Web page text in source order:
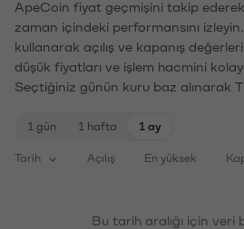
ApeCoin fiyat geçmişini takip ederek
zaman içindeki performansını
kullanarak açılış ve kapanış
düşük fiyatları ve işlem hacmini
Seçtiğiniz günün kuru baz alınarak
1 gün 1 hafta 1 ay
Tarih Açılış En yüksek
Bu tarih aralığı için veri